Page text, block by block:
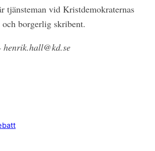
tjänsteman vid Kristdemokraternas
borgerlig skribent.
henrik.hall@kd.se